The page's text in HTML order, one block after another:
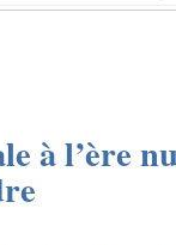
à l’ère